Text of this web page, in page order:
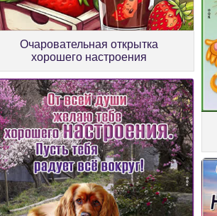
Очаровательная открытка
хорошего настроения